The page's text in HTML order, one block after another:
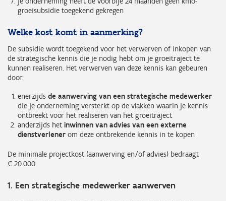
groeisubsidie toegekend gekregen
Welke kost komt in aanmerking?
De subsidie wordt toegekend voor het verwerven of inkopen van
de strategische kennis die je nodig hebt om je groeitraject te
kunnen realiseren. Het verwerven van deze kennis kan gebeuren
door:
enerzijds de aanwerving van een strategische medewerker
die je onderneming versterkt op de vlakken waarin je kennis
ontbreekt voor het realiseren van het groeitraject
anderzijds hetinwinnen van advies van een externe
dienstverlener om deze ontbrekende kennis in te kopen
De minimale projectkost (aanwerving en/of advies) bedraagt
€ 20.000.
1. Een strategische medewerker aanwerven